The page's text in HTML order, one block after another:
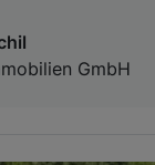
GmbH